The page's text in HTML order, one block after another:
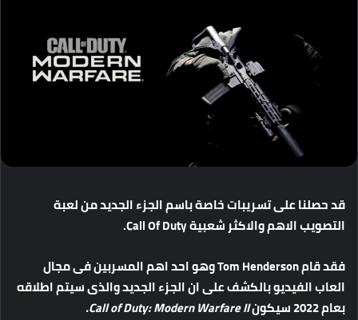
قد حصلنا على تسريبات خاصة باسم الجزء الجديد من لعبة
التصويب الاهم والاكثر شعبية Call Of Duty.
فقد قام Tom Henderson وهو احد اهم المسربين فى مجال
العاب الفيديو بالكشف على ان الجزء الجديد والذى سيتم اطلاقه
بعام 2022 سيكون
Call of Duty: Modern Warfare II.